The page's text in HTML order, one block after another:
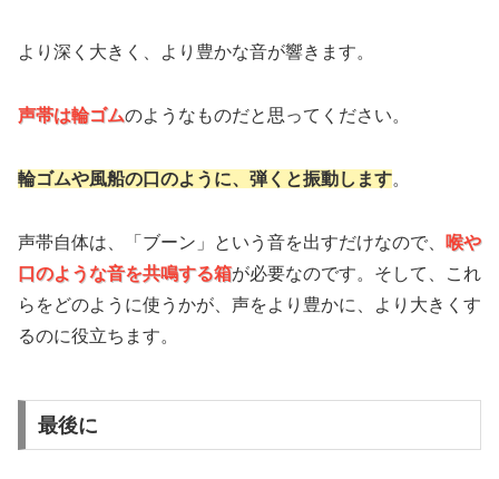
より深く大きく、より豊かな音が響きます。
声帯は輪ゴムのようなものだと思ってください。
輪ゴムや風船の口のように、弾くと振動します。
声帯自体は、「ブーン」という音を出すだけなので、
喉や
口のような音を共鳴する箱が必要なのです。そして、これ
らをどのように使うかが、声をより豊かに、より大きくす
るのに役立ちます。
最後に